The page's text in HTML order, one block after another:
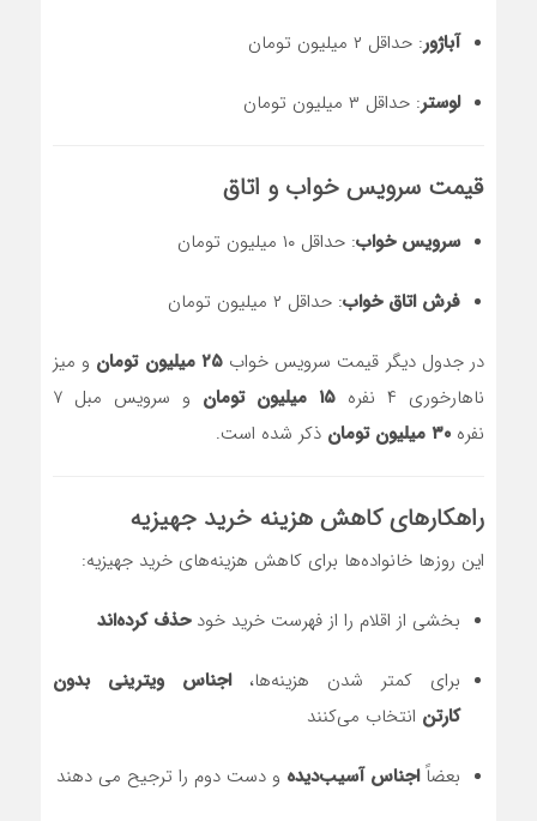
آباژور: حداقل ۲ میلیون تومان
لوستر: حداقل ۳ میلیون تومان
قیمت سرویس خواب و اتاق
سرویس خواب: حداقل ۱۰ میلیون تومان
فرش اتاق خواب: حداقل ۲ میلیون تومان
در جدول دیگر قیمت سرویس خواب۲۵ میلیون تومان
و میز
ناهارخوری ۴ نفره
۱۵ میلیون تومان
و سرویس مبل ۷
نفره ۳۰ میلیون تومان ذکر شده است.
راهکارهای کاهش هزینه خرید جهیزیه
این روزها خانواده‌ها برای کاهش هزینه‌های خرید جهیزیه:
بخشی از اقلام را از فهرست خرید خودحذف کرده‌اند
برای کمتر شدن هزینه‌ها،اجناس ویترینی بدون
کارتن انتخاب می‌کنند
بعضاًاجناس آسیب‌دیده و دست دوم را ترجیح می دهند